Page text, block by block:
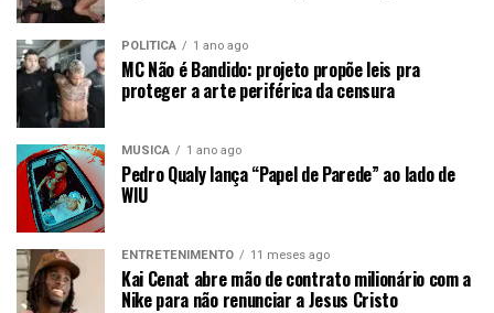
POLÍTICA 1 ano ago
MC Não é Bandido: projeto propõe leis pra
proteger a arte periférica da censura
MÚSICA 1 ano ago
Pedro Qualy lança “Papel de Parede” ao lado de
WIU
ENTRETENIMENTO 11 meses ago
Kai Cenat abre mão de contrato milionário com a
Nike para não renunciar a Jesus Cristo